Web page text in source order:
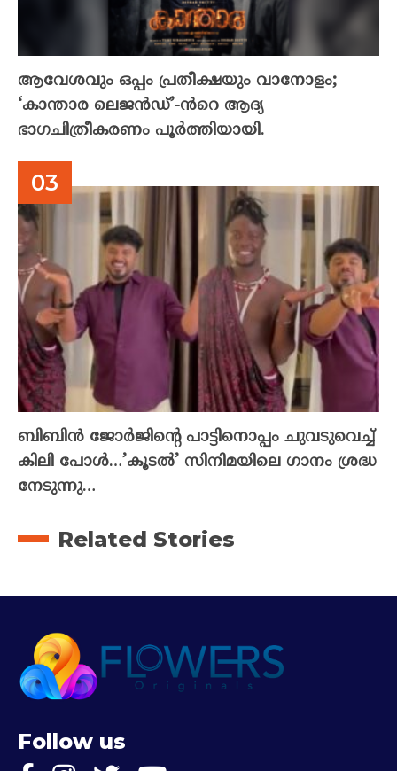
ആവേശവും ഒപ്പം പ്രതീക്ഷയും വാനോളം;
‘കാന്താര ലെജൻഡ്’-ൻറെ ആദ്യ
ഭാഗചിത്രീകരണം പൂർത്തിയായി.
ബിബിൻ ജോർജിന്റെ പാട്ടിനൊപ്പം ചുവടുവെച്ച്
കിലി പോൾ…’കൂടൽ’ സിനിമയിലെ ഗാനം ശ്രദ്ധ
നേടുന്നു…
Related Stories
Follow us